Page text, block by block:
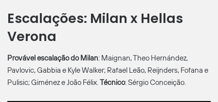
Escalações: Milan x Hellas
Verona
Provável escalação do Milan: Maignan, Theo Hernández,
Pavlovic, Gabbia e Kyle Walker; Rafael Leão, Reijnders, Fofana e
Pulisic; Giménez e João Félix.Técnico: Sérgio Conceição.